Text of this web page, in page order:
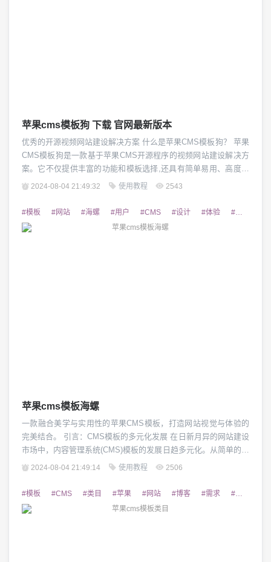
苹果cms模板狗 下载 官网最新版本
优秀的开源视频网站建设解决方案 什么是苹果CMS模板狗？ 苹果
CMS模板狗是一款基于苹果CMS开源程序的视频网站建设解决方
案。它不仅提供丰富的功能和模板选择,还具有简单易用、高度定
制化等特点,是许多视频网站管理者的首选。通过使用苹果CMS模
求进行深度定制。 苹果CMS模板狗有哪些特点？ 苹果CMS模板
狗具有以下几大特点:1...
2024-08-04 21:49:32 使用教程 2543
#模板 #网站 #海螺 #用户 #CMS #设计 #体验 #二次开发
苹果cms模板海螺
一款融合美学与实用性的苹果CMS模板，打造网站视觉与体验的
完美结合。 引言：CMS模板的多元化发展 在日新月异的网站建设
市场中，内容管理系统(CMS)模板的发展日趋多元化。从简单的布
局到精细的交互设计，CMS模板正在不断满足用户对网站视觉效
板"海螺"凭借其独特的设计风格和丰富的功能特性,逐步成为网站
建设者的挚爱之选。 海螺模板...
2024-08-04 21:49:14 使用教程 2506
#模板 #CMS #类目 #苹果 #网站 #博客 #需求 #建设